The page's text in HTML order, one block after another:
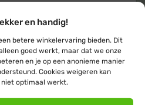
en handig!
betere winkelervaring bieden. Dit
goed werkt, maar dat we onze
en je op een anonieme manier
Cookies weigeren kan
optimaal werkt.
ons een 9,4